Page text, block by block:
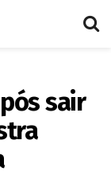
sair